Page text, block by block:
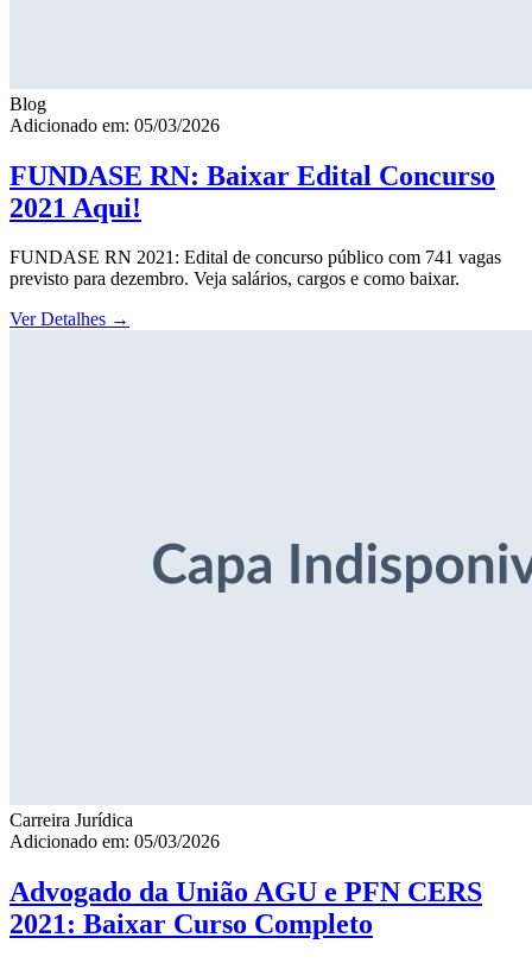
Blog
Adicionado em: 05/03/2026
FUNDASE RN: Baixar Edital Concurso
2021 Aqui!
FUNDASE RN 2021: Edital de concurso público com 741 vagas
previsto para dezembro. Veja salários, cargos e como baixar.
Ver Detalhes →
Carreira Jurídica
Adicionado em: 05/03/2026
Advogado da União AGU e PFN CERS
2021: Baixar Curso Completo